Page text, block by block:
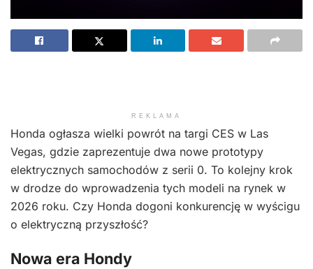
REKLAMA
Honda ogłasza wielki powrót na targi CES w Las
Vegas, gdzie zaprezentuje dwa nowe prototypy
elektrycznych samochodów z serii 0. To kolejny krok
w drodze do wprowadzenia tych modeli na rynek w
2026 roku. Czy Honda dogoni konkurencję w wyścigu
o elektryczną przyszłość?
Nowa era Hondy